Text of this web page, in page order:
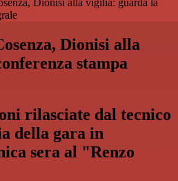
Dionisi alla vigilia: guarda la
Dionisi alla
stampa
rilasciate dal tecnico
della gara in
sera al "Renzo